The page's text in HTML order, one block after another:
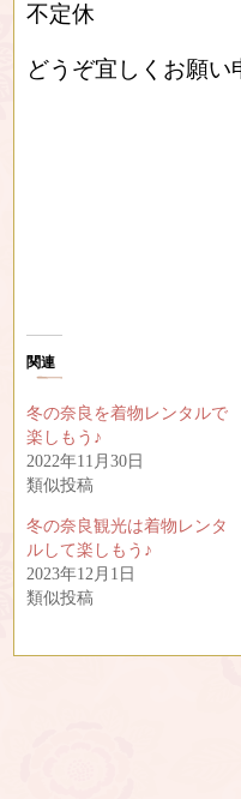
不定休
どうぞ宜しくお願い
関連
冬の奈良を着物レンタルで
楽しもう♪
2022年11月30日
類似投稿
冬の奈良観光は着物レンタ
ルして楽しもう♪
2023年12月1日
類似投稿